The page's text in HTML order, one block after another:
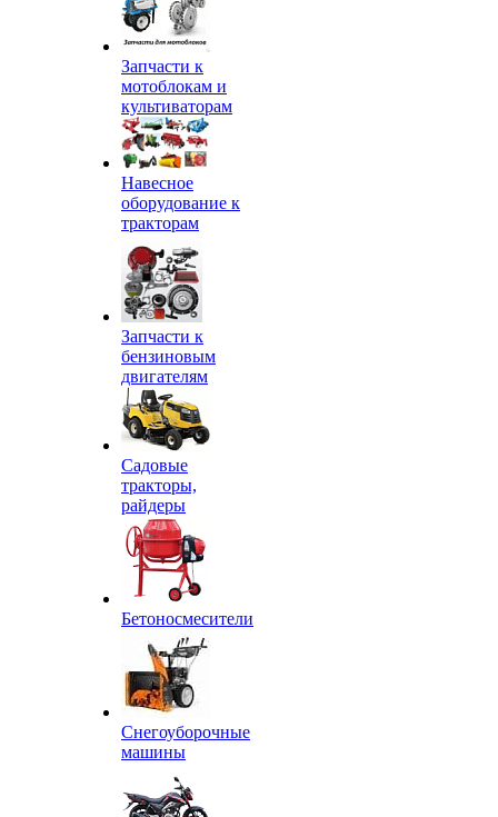
Запчасти к
мотоблокам и
культиваторам
Навесное
оборудование к
тракторам
Запчасти к
бензиновым
двигателям
Садовые
тракторы,
райдеры
Бетоносмесители
Снегоуборочные
машины